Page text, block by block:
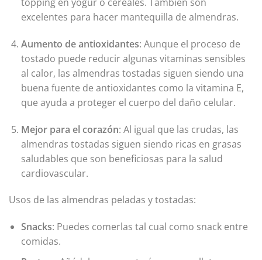
excelentes para hacer mantequilla de almendras.
Aumento de antioxidantes: Aunque el proceso de
tostado puede reducir algunas vitaminas sensibles
al calor, las almendras tostadas siguen siendo una
buena fuente de antioxidantes como la vitamina E,
que ayuda a proteger el cuerpo del daño celular.
Mejor para el corazón: Al igual que las crudas, las
almendras tostadas siguen siendo ricas en grasas
saludables que son beneficiosas para la salud
cardiovascular.
Usos de las almendras peladas y tostadas:
Snacks: Puedes comerlas tal cual como snack entre
comidas.